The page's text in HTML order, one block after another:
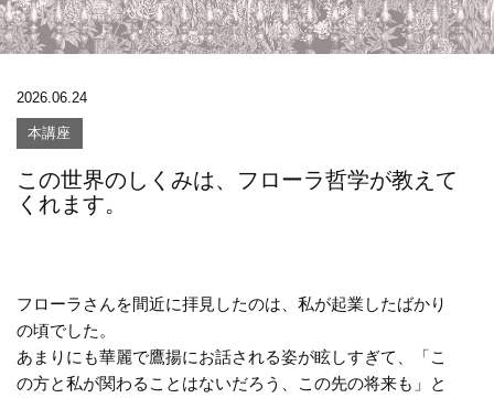
2026.06.24
本講座
この世界のしくみは、フローラ哲学が教えて
くれます。
フローラさんを間近に拝見したのは、私が起業したばかり
の頃でした。
あまりにも華麗で鷹揚にお話される姿が眩しすぎて、「こ
の方と私が関わることはないだろう、この先の将来も」と